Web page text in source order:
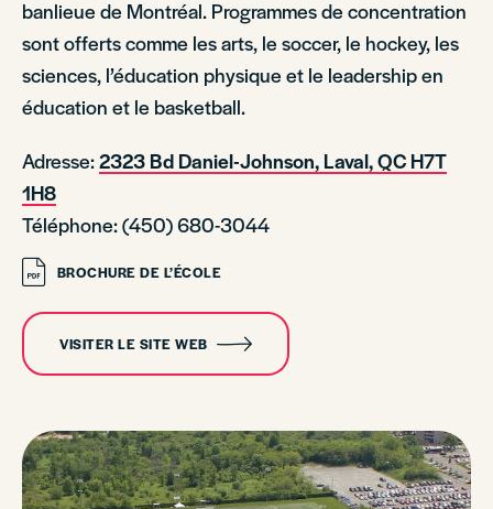
banlieue de Montréal. Programmes de concentration
sont offerts comme les arts, le soccer, le hockey, les
sciences, l’éducation physique et le leadership en
éducation et le basketball.
Adresse:2323 Bd Daniel-Johnson, Laval, QC H7T
1H8
Téléphone: (450) 680-3044
BROCHURE DE L’ÉCOLE
VISITER LE SITE WEB